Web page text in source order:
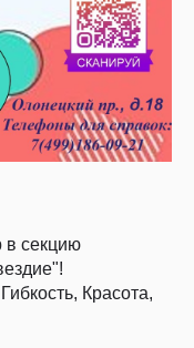
в секцию
Красота,